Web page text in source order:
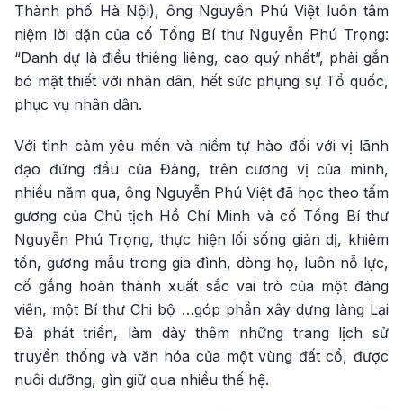
Thành phố Hà Nội), ông Nguyễn Phú Việt luôn tâm
niệm lời dặn của cố Tổng Bí thư Nguyễn Phú Trọng:
“Danh dự là điều thiêng liêng, cao quý nhất”, phải gắn
bó mật thiết với nhân dân, hết sức phụng sự Tổ quốc,
phục vụ nhân dân.
Với tình cảm yêu mến và niềm tự hào đối với vị lãnh
đạo đứng đầu của Đảng, trên cương vị của mình,
nhiều năm qua, ông Nguyễn Phú Việt đã học theo tấm
gương của Chủ tịch Hồ Chí Minh và cố Tổng Bí thư
Nguyễn Phú Trọng, thực hiện lối sống giản dị, khiêm
tốn, gương mẫu trong gia đình, dòng họ, luôn nỗ lực,
cố gắng hoàn thành xuất sắc vai trò của một đảng
viên, một Bí thư Chi bộ …góp phần xây dựng làng Lại
Đà phát triển, làm dày thêm những trang lịch sử
truyền thống và văn hóa của một vùng đất cổ, được
nuôi dưỡng, gìn giữ qua nhiều thế hệ.